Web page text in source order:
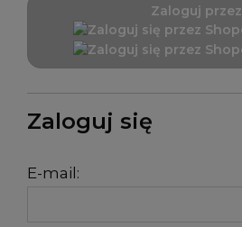
Zaloguj przez
Zaloguj się
E-mail: